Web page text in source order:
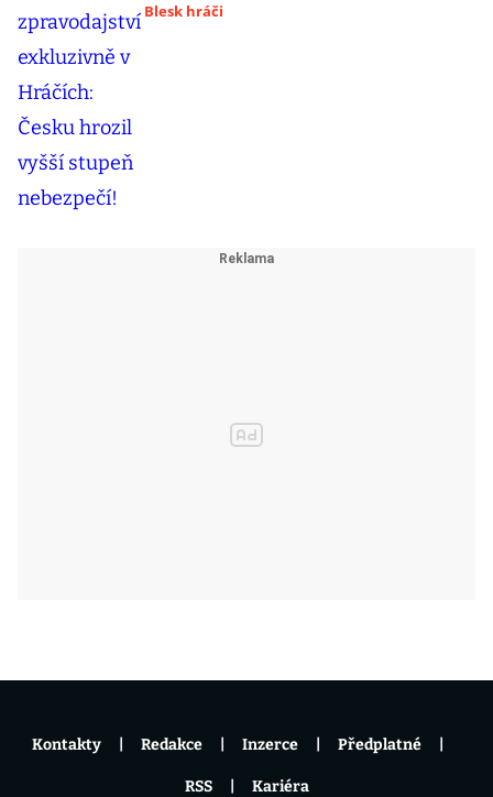
Blesk hráči
Kontakty Redakce Inzerce Předplatné
RSS Kariéra